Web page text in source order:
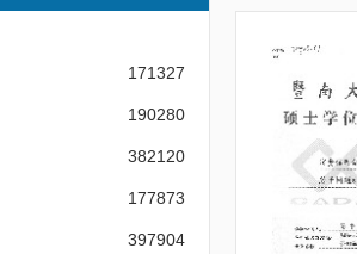
171327
190280
382120
177873
397904